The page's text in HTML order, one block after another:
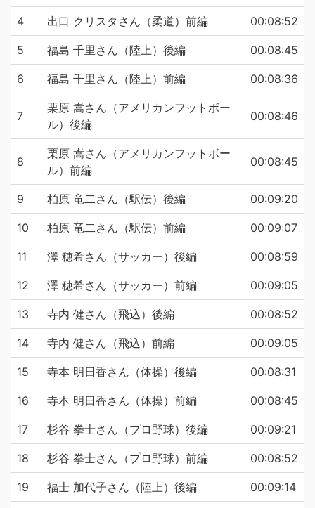
4 出口 クリスタさん（柔道）前編 00:08:52
5 福島 千里さん（陸上）後編 00:08:45
6 福島 千里さん（陸上）前編 00:08:36
7
栗原 嵩さん（アメリカンフットボー
ル）後編
00:08:46
8
栗原 嵩さん（アメリカンフットボー
ル）前編
00:08:45
9 柏原 竜二さん（駅伝）後編 00:09:20
10 柏原 竜二さん（駅伝）前編 00:09:07
11 澤 穂希さん（サッカー）後編 00:08:59
12 澤 穂希さん（サッカー）前編 00:09:05
13 寺内 健さん（飛込）後編 00:08:52
14 寺内 健さん（飛込）前編 00:09:05
15 寺本 明日香さん（体操）後編 00:08:31
16 寺本 明日香さん（体操）前編 00:08:45
17 杉谷 拳士さん（プロ野球）後編 00:09:21
18 杉谷 拳士さん（プロ野球）前編 00:08:52
19 福士 加代子さん（陸上）後編 00:09:14